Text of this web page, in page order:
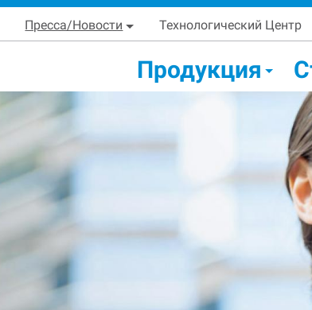
Skip
to
content
Main navigation
Пресса/Новости Технологический Центр
Main menu
Продукция